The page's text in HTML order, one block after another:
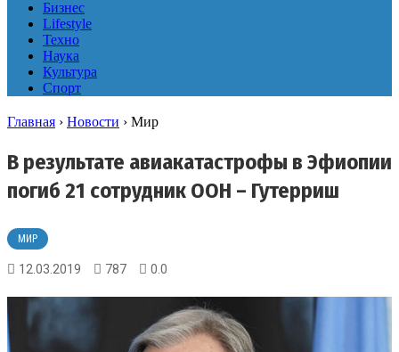
Бизнес
Lifestyle
Техно
Наука
Культура
Спорт
Главная › Новости › Мир
В результате авиакатастрофы в Эфиопии
погиб 21 сотрудник ООН – Гутерриш
МИР
12.03.2019 787 0.0